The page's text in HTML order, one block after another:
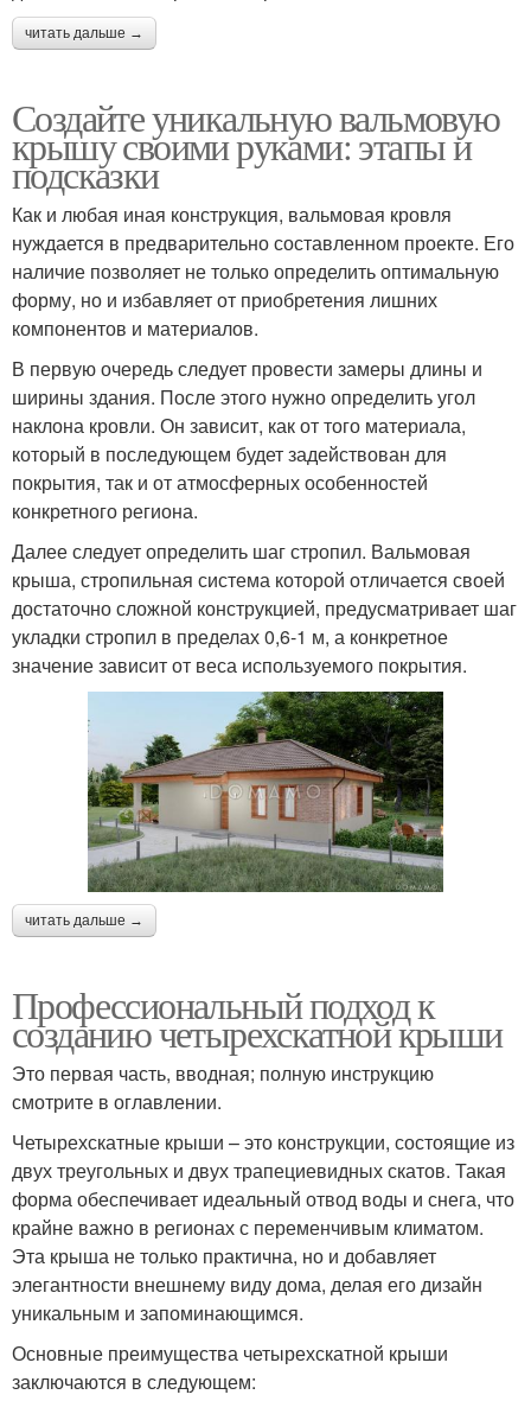
читать дальше →
Создайте уникальную вальмовую
крышу своими руками: этапы и
подсказки
Как и любая иная конструкция, вальмовая кровля
нуждается в предварительно составленном проекте. Его
наличие позволяет не только определить оптимальную
форму, но и избавляет от приобретения лишних
компонентов и материалов.
В первую очередь следует провести замеры длины и
ширины здания. После этого нужно определить угол
наклона кровли. Он зависит, как от того материала,
который в последующем будет задействован для
покрытия, так и от атмосферных особенностей
конкретного региона.
Далее следует определить шаг стропил. Вальмовая
крыша, стропильная система которой отличается своей
достаточно сложной конструкцией, предусматривает шаг
укладки стропил в пределах 0,6-1 м, а конкретное
значение зависит от веса используемого покрытия.
читать дальше →
Профессиональный подход к
созданию четырехскатной крыши
Это первая часть, вводная; полную инструкцию
смотрите в оглавлении.
Четырехскатные крыши – это конструкции, состоящие из
двух треугольных и двух трапециевидных скатов. Такая
форма обеспечивает идеальный отвод воды и снега, что
крайне важно в регионах с переменчивым климатом.
Эта крыша не только практична, но и добавляет
элегантности внешнему виду дома, делая его дизайн
уникальным и запоминающимся.
Основные преимущества четырехскатной крыши
заключаются в следующем: